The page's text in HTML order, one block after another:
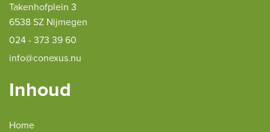
Takenhofplein 3
6538 SZ Nijmegen
024 - 373 39 60
info@conexus.nu
Inhoud
Home